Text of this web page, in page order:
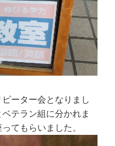
ーター会となりまし
テラン組に分かれま
てもらいました。